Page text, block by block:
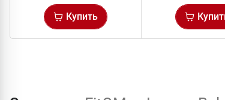
Купить